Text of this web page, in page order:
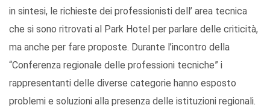
in sintesi, le richieste dei professionisti dell’ area tecnica
che si sono ritrovati al Park Hotel per parlare delle criticità,
ma anche per fare proposte. Durante l’incontro della
“Conferenza regionale delle professioni tecniche” i
rappresentanti delle diverse categorie hanno esposto
problemi e soluzioni alla presenza delle istituzioni regionali.